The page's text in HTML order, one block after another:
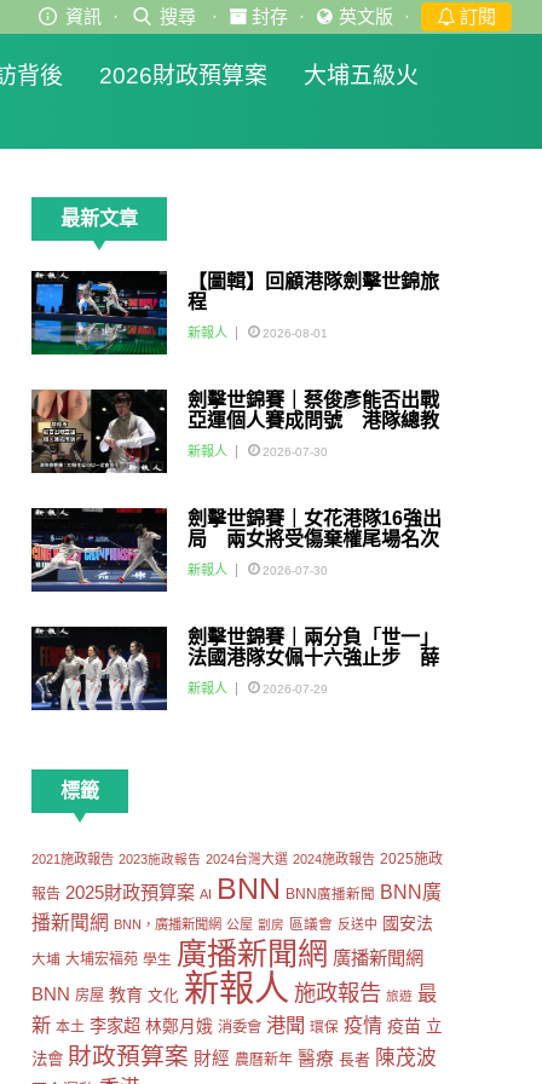
資訊 · 搜尋 · 封存 · 英文版 · 訂閱
背後 2026財政預算案
大埔五級火
最新文章
【圖輯】回顧港隊劍擊世錦旅
程
新報人 2026-08-01
劍擊世錦賽｜蔡俊彥能否出戰
亞運個人賽成問號 港隊總教
練：如醫生話可以一定會用佢
新報人 2026-07-30
劍擊世錦賽｜女花港隊16強出
局 兩女將受傷棄權尾場名次
賽
新報人 2026-07-30
劍擊世錦賽｜兩分負「世一」
法國港隊女佩十六強止步 薛
雅齊：我好有信心我哋可以做
到世界級嘅Team
新報人 2026-07-29
標籤
2021施政報告 2023施政報告 2024台灣大選 2024施政報告 2025施政
報告 2025財政預算案 AI BNN BNN廣播新聞
BNN廣
播新聞網 BNN，廣播新聞網 公屋 劏房 區議會 反送中 國安法
大埔 大埔宏福苑 學生 廣播新聞網 廣播新聞網
BNN 房屋 教育 文化 新報人 施政報告 旅遊 最
新 本土 李家超 林鄭月娥 消委會 港聞 環保 疫情 疫苗 立
法會 財政預算案 財經 農曆新年 醫療 長者 陳茂波